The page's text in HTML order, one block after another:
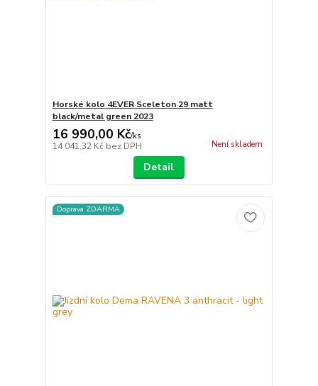
Horské kolo 4EVER Sceleton 29 matt
black/metal green 2023
16 990,00 Kč/ks
14 041,32 Kč bez DPH Není skladem
Detail
Doprava ZDARMA